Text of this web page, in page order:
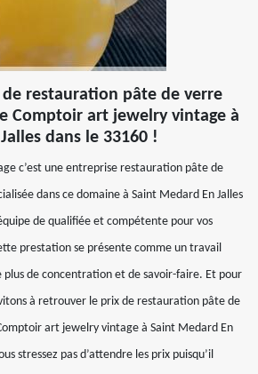
restauration pâte de verre
Comptoir art jewelry vintage à
dans le 33160 !
c’est une entreprise restauration pâte de
dans ce domaine à Saint Medard En Jalles
de qualifiée et compétente pour vos
prestation se présente comme un travail
de concentration et de savoir-faire. Et pour
à retrouver le prix de restauration pâte de
art jewelry vintage à Saint Medard En
stressez pas d’attendre les prix puisqu’il